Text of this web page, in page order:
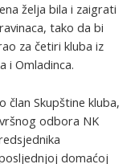
želja bila i zaigrati
tako da bi
za četiri kluba iz
i Omladinca.
član Skupštine kluba,
odbora NK
domaćoj